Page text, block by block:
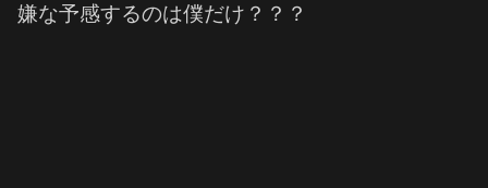
嫌な予感するのは僕だけ？？？